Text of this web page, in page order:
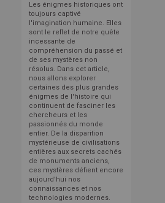
Les énigmes historiques ont
toujours captivé
l'imagination humaine. Elles
sont le reflet de notre quête
incessante de
compréhension du passé et
de ses mystères non
résolus. Dans cet article,
nous allons explorer
certaines des plus grandes
énigmes de l'histoire qui
continuent de fasciner les
chercheurs et les
passionnés du monde
entier. De la disparition
mystérieuse de civilisations
entières aux secrets cachés
de monuments anciens,
ces mystères défient encore
aujourd'hui nos
connaissances et nos
technologies modernes.